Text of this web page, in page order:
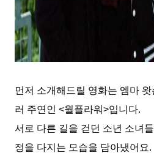
먼저 소개해드릴 영화는 엠마 왓
러 주연인 <월플라워>입니다.
서로 다른 길을 걷던 소년 소녀
정을 다지는 모습을 담아냈어요.